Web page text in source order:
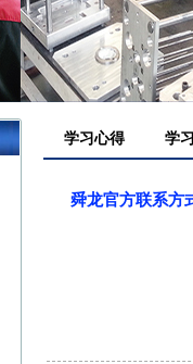
学习心得 学
舜龙官方联系方